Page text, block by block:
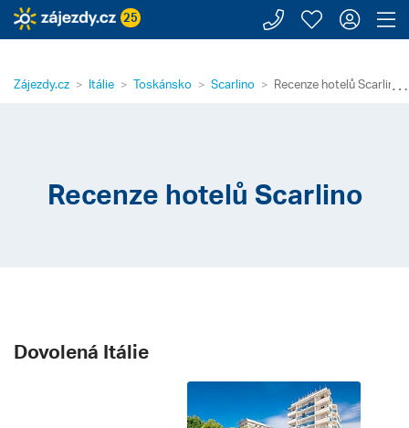
25 Zavolejte
Moje
⋯
Zájezdy.cz Itálie Toskánsko Scarlino Recenze hotelů Scarlino
Recenze hotelů Scarlino
Dovolená Itálie